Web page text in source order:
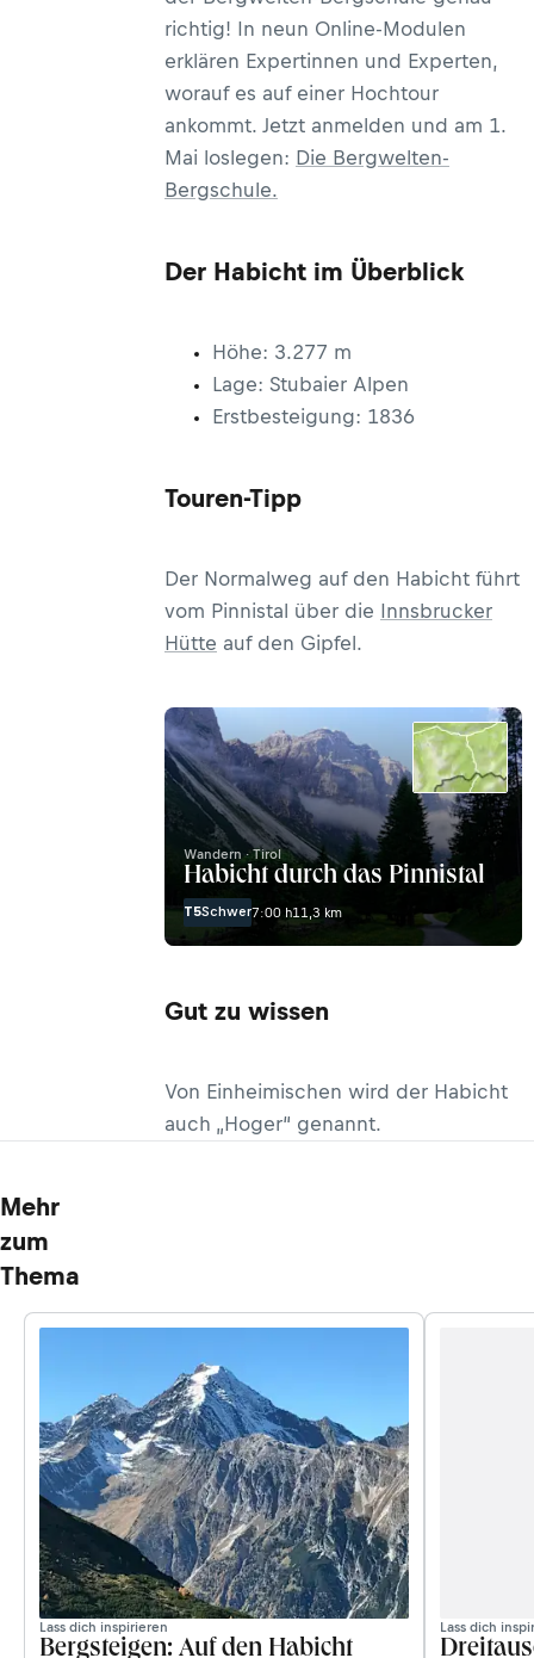
richtig! In neun Online-Modulen
erklären Expertinnen und Experten,
worauf es auf einer Hochtour
ankommt. Jetzt anmelden und am 1.
Mai loslegen: Die Bergwelten-
Bergschule.
Der Habicht im Überblick
Höhe: 3.277 m
Lage: Stubaier Alpen
Erstbesteigung: 1836
Touren-Tipp
Der Normalweg auf den Habicht führt
vom Pinnistal über die Innsbrucker
Hütte auf den Gipfel.
Wandern · Tirol
Habicht durch das Pinnistal
T5Schwer7:00 h11,3 km
Gut zu wissen
Von Einheimischen wird der Habicht
auch „Hoger“ genannt.
Mehr
zum
Thema
Lass dich inspirieren
Bergsteigen: Auf den Habicht
Lass dich